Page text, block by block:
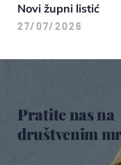
Novi župni listić
27/07/2026
Pratite nas na
društvenim